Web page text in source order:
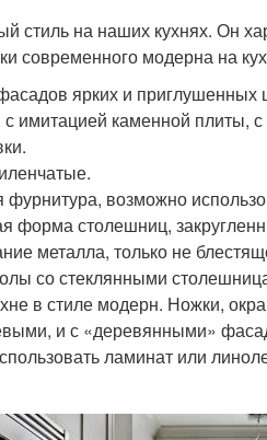
стиль на наших кухнях. Он
современного модерна на
ярких и
имитацией каменной плиты,
возможно
форма столешниц,
металла, только не
со стеклянными
в стиле модерн. Ножки,
и с «деревянными»
ламинат или